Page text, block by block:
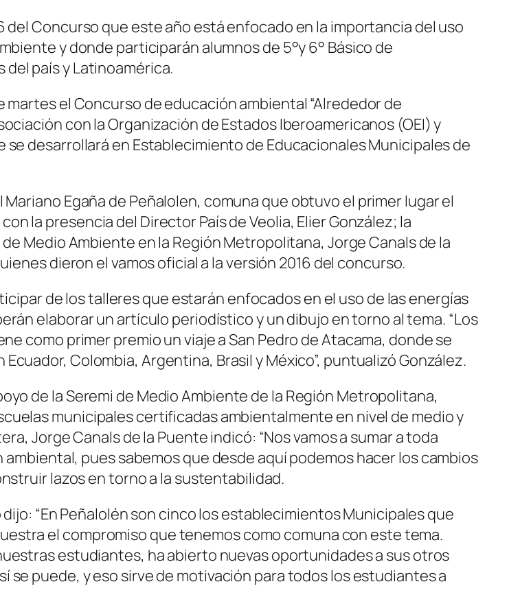
del Concurso que este año está enfocado en la importancia del uso
y donde participarán alumnos de 5°y 6° Básico de
país y Latinoamérica.
martes el Concurso de educación ambiental “Alrededor de
con la Organización de Estados Iberoamericanos (OEI) y
desarrollará en Establecimiento de Educacionales Municipales de
Egaña de Peñalolen, comuna que obtuvo el primer lugar el
la presencia del Director País de Veolia, Elier González; la
Medio Ambiente en la Región Metropolitana, Jorge Canals de la
dieron el vamos oficial a la versión 2016 del concurso.
de los talleres que estarán enfocados en el uso de las energías
elaborar un artículo periodístico y un dibujo en torno al tema. “Los
como primer premio un viaje a San Pedro de Atacama, donde se
Colombia, Argentina, Brasil y México”, puntualizó González.
de la Seremi de Medio Ambiente de la Región Metropolitana,
municipales certificadas ambientalmente en nivel de medio y
Jorge Canals de la Puente indicó: “Nos vamos a sumar a toda
pues sabemos que desde aquí podemos hacer los cambios
lazos en torno a la sustentabilidad.
“En Peñalolén son cinco los establecimientos Municipales que
el compromiso que tenemos como comuna con este tema.
estudiantes, ha abierto nuevas oportunidades a sus otros
puede, y eso sirve de motivación para todos los estudiantes a